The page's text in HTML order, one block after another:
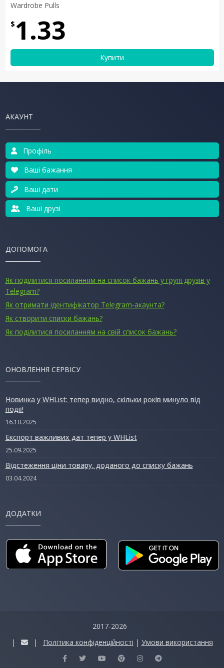
Wardrobe Pulls
$ 1.33
Купити
АКАУНТ
Профіль
Ваші бажання
Ваші дати
Ваші друзі
ДОПОМОГА
Як поділитися посиланням на список бажань у групі друзів у
Telegram?
Як отримати ідентифікатор Telegram-акаунта?
Як створити списки бажань?
Як поділитися посиланням на свій список бажань?
ОНОВЛЕННЯ СЕРВІСУ
Новинка у WHList: тепер видно, скільки років минуло від
події!
16.10.2025
Експорт важливих дат тепер у WHList
25.09.2025
Відстеження ціни товару, доданого до списку бажань
03.04.2024
ДОДАТКИ
2017-2026
|
| Політика конфіденційності | Умови використання